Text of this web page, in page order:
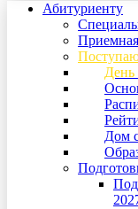
Абитуриенту
День
Дом